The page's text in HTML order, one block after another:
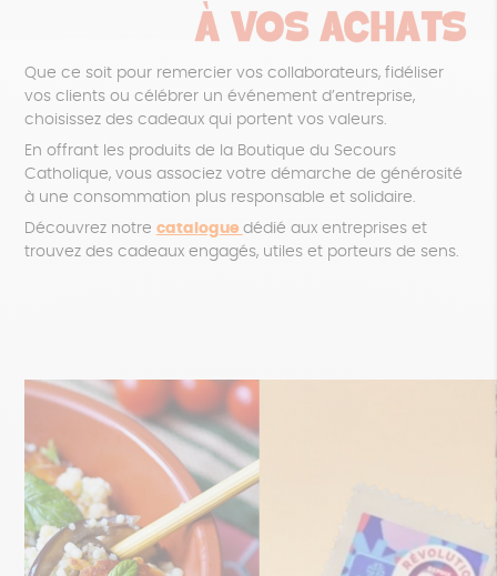
Que ce soit pour remercier vos collaborateurs, fidéliser
vos clients ou célébrer un événement d’entreprise,
choisissez des cadeaux qui portent vos valeurs.
En offrant les produits de la Boutique du Secours
Catholique, vous associez votre démarche de générosité
à une consommation plus responsable et solidaire.
Découvrez notre catalogue dédié aux entreprises et
trouvez des cadeaux engagés, utiles et porteurs de sens.